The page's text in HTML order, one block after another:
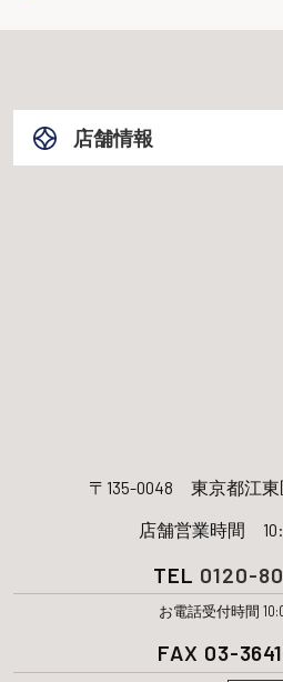
店舗情報
〒135-0048 東京都江
店舗営業時間
TEL 0120-
お電話受付時間
FAX 03-